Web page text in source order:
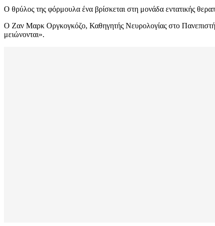
Ο θρύλος της φόρμουλα ένα βρίσκεται στη μονάδα εντατικής
Ο Ζαν Μαρκ Οργκογκόζο, Καθηγητής Νευρολογίας στο
μειώνονται».